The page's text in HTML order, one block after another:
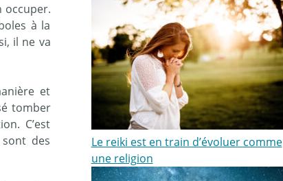
occuper.
à la
il ne va
et
tomber
C’est
des
Le reiki est en train d’évoluer comme
une religion